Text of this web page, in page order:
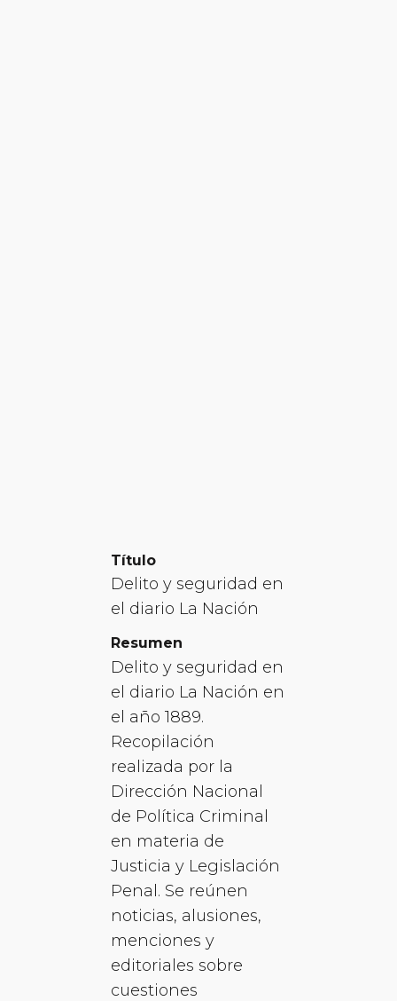
Título
Delito y seguridad en
el diario La Nación
Resumen
Delito y seguridad en
el diario La Nación en
el año 1889.
Recopilación
realizada por la
Dirección Nacional
de Política Criminal
en materia de
Justicia y Legislación
Penal. Se reúnen
noticias, alusiones,
menciones y
editoriales sobre
cuestiones